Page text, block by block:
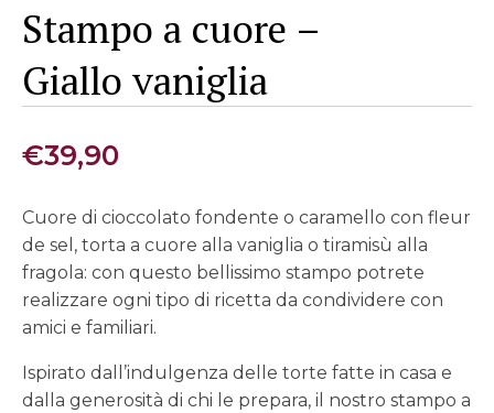
Stampo a cuore –
Giallo vaniglia
€39,90
Cuore di cioccolato fondente o caramello con fleur
de sel, torta a cuore alla vaniglia o tiramisù alla
fragola: con questo bellissimo stampo potrete
realizzare ogni tipo di ricetta da condividere con
amici e familiari.
Ispirato dall’indulgenza delle torte fatte in casa e
dalla generosità di chi le prepara, il nostro stampo a